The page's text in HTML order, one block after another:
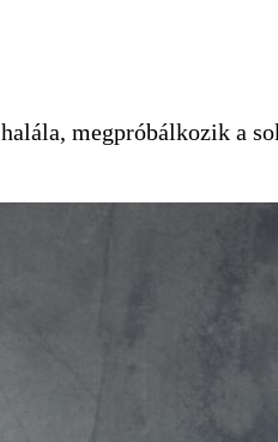
megpróbálkozik a